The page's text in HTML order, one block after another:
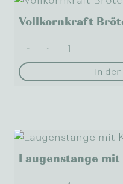
Vollkornkraft
+ -
In
Laugenstange mit